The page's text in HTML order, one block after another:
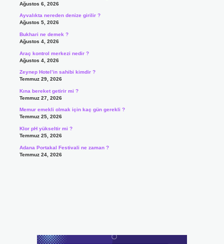
Ağustos 6, 2026
Ayvalıkta nereden denize girilir ?
Ağustos 5, 2026
Bukhari ne demek ?
Ağustos 4, 2026
Araç kontrol merkezi nedir ?
Ağustos 4, 2026
Zeynep Hotel’in sahibi kimdir ?
Temmuz 29, 2026
Kına bereket getirir mi ?
Temmuz 27, 2026
Memur emekli olmak için kaç gün gerekli ?
Temmuz 25, 2026
Klor pH yükseltir mi ?
Temmuz 25, 2026
Adana Portakal Festivali ne zaman ?
Temmuz 24, 2026